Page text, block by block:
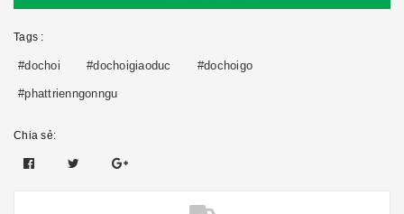
Tags :
#dochoi #dochoigiaoduc #dochoigo
#phattrienngonngu
Chia sẻ: